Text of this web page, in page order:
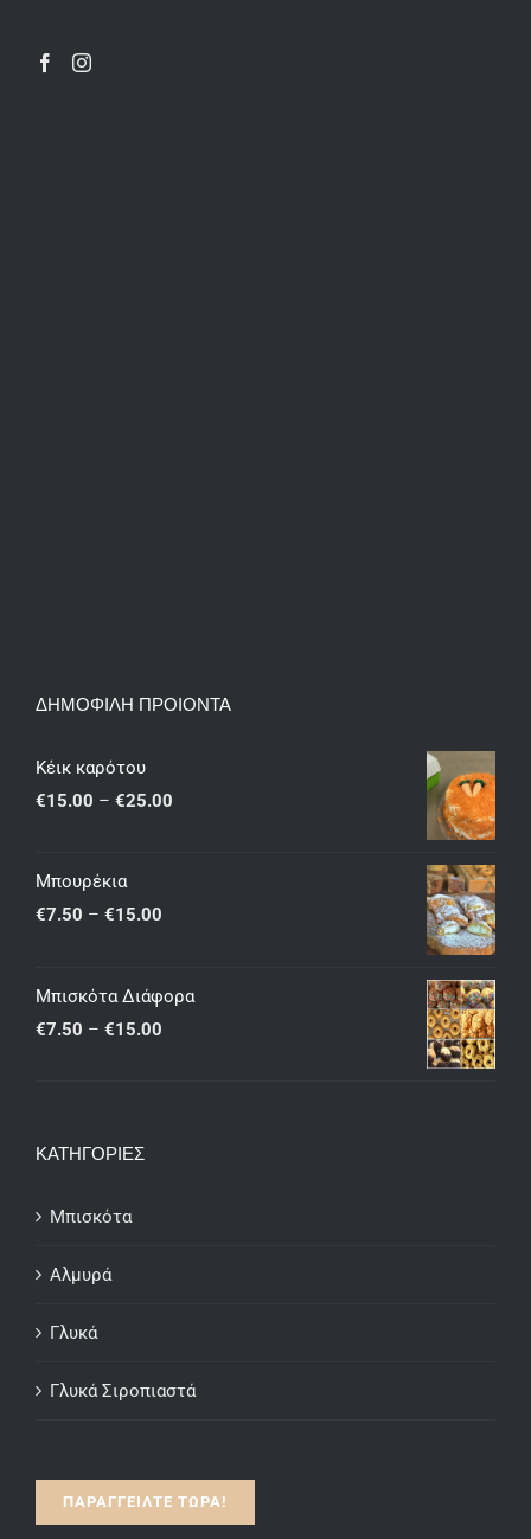
ΔΗΜΟΦΙΛΗ ΠΡΟΙΟΝΤΑ
Κέικ καρότου
€15.00 – €25.00
Μπουρέκια
€7.50 – €15.00
through
Μπισκότα Διάφορα
€7.50 – €15.00
ΚΑΤΗΓΟΡΙΕΣ
Μπισκότα
Αλμυρά
Γλυκά
Γλυκά Σιροπιαστά
ΠΑΡΑΓΓΕΙΛΤΕ ΤΩΡΑ!